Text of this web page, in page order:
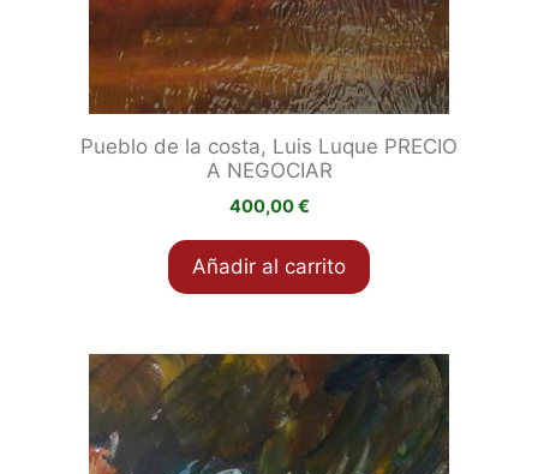
Pueblo de la costa, Luis Luque PRECIO
A NEGOCIAR
400,00€
Añadir al carrito